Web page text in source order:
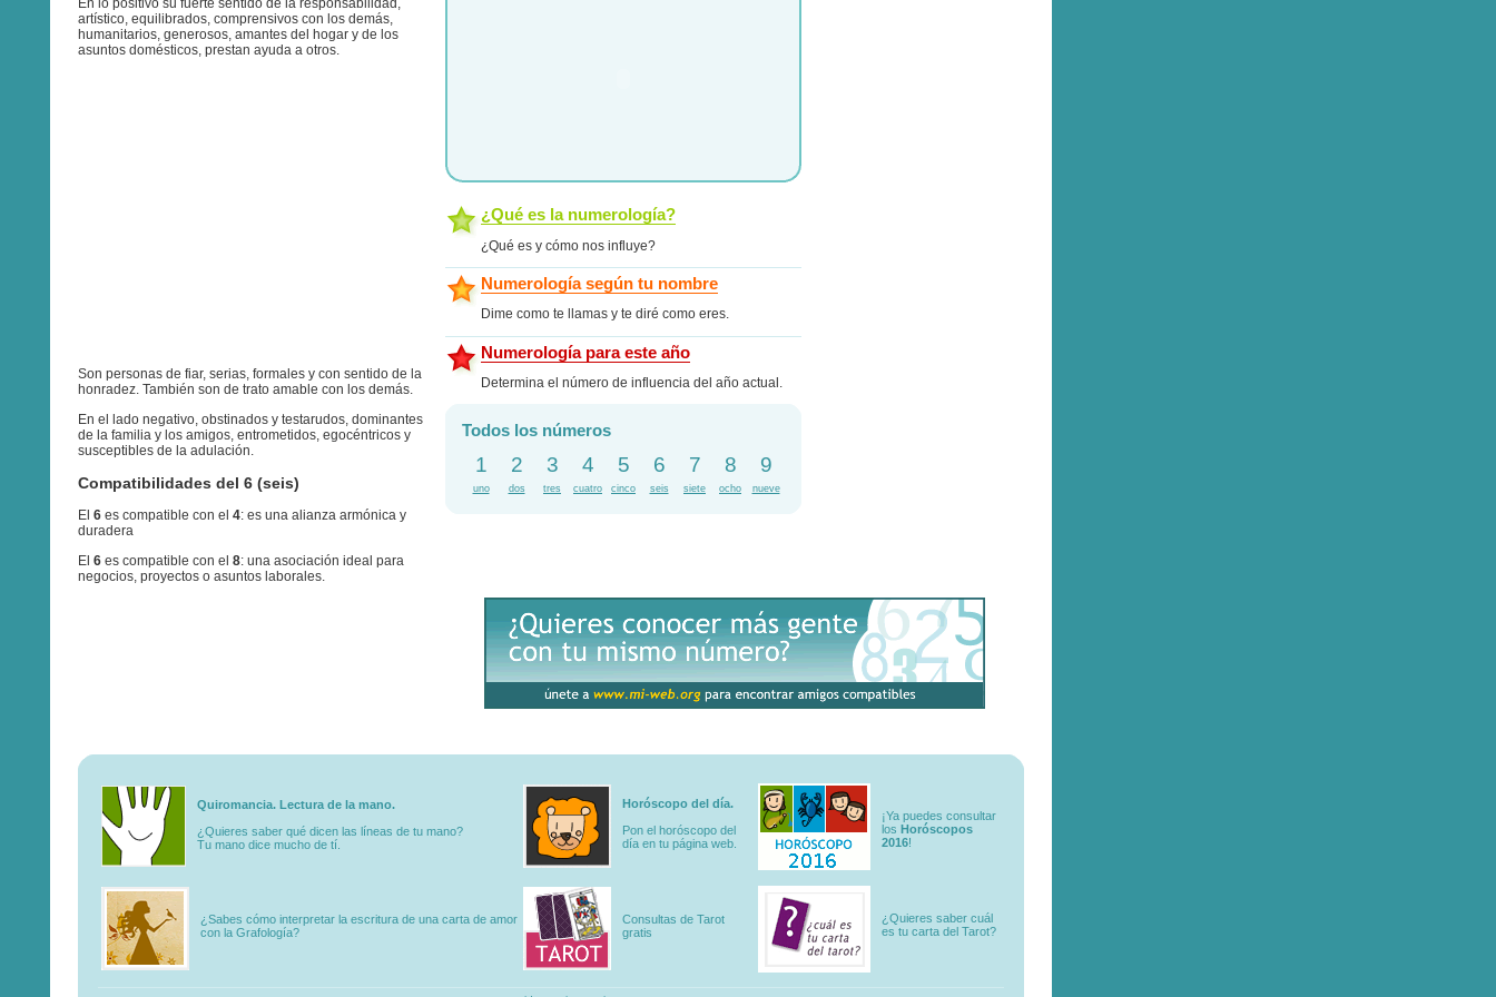
artístico, equilibrados, comprensivos con los demás,
humanitarios, generosos, amantes del hogar y de los
asuntos domésticos, prestan ayuda a otros.
Son personas de fiar, serias, formales y con sentido de la
honradez. También son de trato amable con los demás.
En el lado negativo, obstinados y testarudos, dominantes
de la familia y los amigos, entrometidos, egocéntricos y
susceptibles de la adulación.
Compatibilidades del 6 (seis)
El 6 es compatible con el 4: es una alianza armónica y
duradera
El 6 es compatible con el 8: una asociación ideal para
negocios, proyectos o asuntos laborales.
¿Qué es la numerología?
¿Qué es y cómo nos influye?
Numerología según tu nombre
Dime como te llamas y te diré como eres.
Numerología para este año
Determina el número de influencia del año actual.
Todos los números
1 2 3 4 5 6 7 8 9
uno dos tres cuatro cinco seis siete ocho nueve
Quiromancia. Lectura de la mano.
¿Quieres saber qué dicen las líneas de tu mano?
Tu mano dice mucho de tí.
Horóscopo del día.
Pon el horóscopo del
día en tu página web.
¡Ya puedes consultar
los Horóscopos
2016!
¿Sabes cómo interpretar la escritura de una carta de amor
con la Grafología?
Consultas de Tarot
gratis
¿Quieres saber cuál
es tu carta del Tarot?